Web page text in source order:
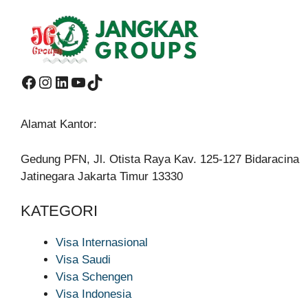
Facebook
Instagram
LinkedIn
YouTube
TikTok
Alamat Kantor:
Gedung PFN, Jl. Otista Raya Kav. 125-127 Bidaracina
Jatinegara Jakarta Timur 13330
KATEGORI
Visa Internasional
Visa Saudi
Visa Schengen
Visa Indonesia